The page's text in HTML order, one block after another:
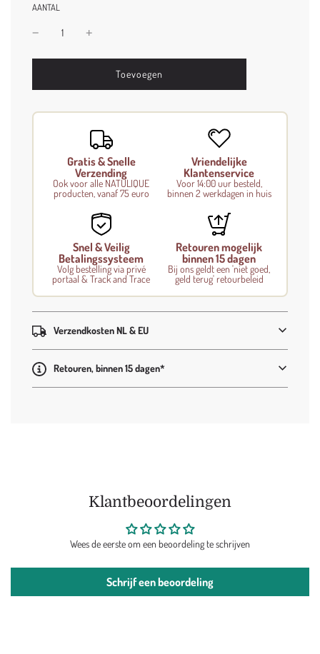
AANTAL
l
d
.
.
.
Toevoegen
Gratis & Snelle
Verzending
Ook voor alle NATULIQUE
producten, vanaf 75 euro
Vriendelijke
Klantenservice
Voor 14:00 uur besteld,
binnen 2 werkdagen in huis
Snel & Veilig
Betalingssysteem
Volg bestelling via privé
portaal & Track and Trace
Retouren mogelijk
binnen 15 dagen
Bij ons geldt een 'niet goed,
geld terug' retourbeleid
Verzendkosten NL & EU
Retouren, binnen 15 dagen*
Klantbeoordelingen
Wees de eerste om een beoordeling te schrijven
Schrijf een beoordeling